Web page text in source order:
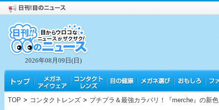
2026年08月09日(日)
TOP > コンタクトレンズ > プチプラ＆最強カラバリ！『merche』の新